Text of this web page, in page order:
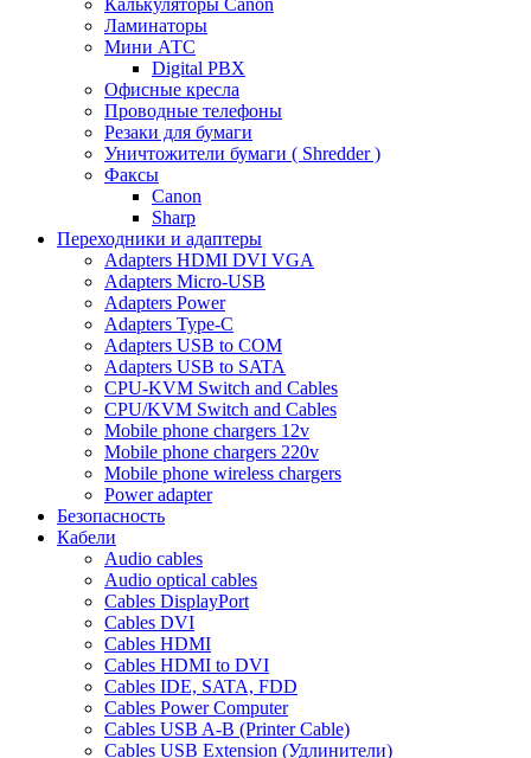
Калькуляторы Canon
Ламинаторы
Мини АТС
Digital PBX
Офисные кресла
Проводные телефоны
Резаки для бумаги
Уничтожители бумаги ( Shredder )
Факсы
Canon
Sharp
Переходники и адаптеры
Adapters HDMI DVI VGA
Adapters Micro-USB
Adapters Power
Adapters Type-C
Adapters USB to COM
Adapters USB to SATA
CPU-KVM Switch and Cables
CPU/KVM Switch and Cables
Mobile phone chargers 12v
Mobile phone chargers 220v
Mobile phone wireless chargers
Power adapter
Безопасность
Кабели
Audio cables
Audio optical cables
Cables DisplayPort
Cables DVI
Cables HDMI
Cables HDMI to DVI
Cables IDE, SATA, FDD
Cables Power Computer
Cables USB A-B (Printer Cable)
Cables USB Extension (Удлинители)